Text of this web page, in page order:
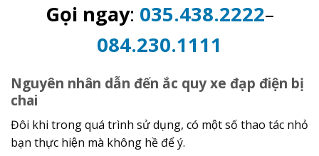
Gọi ngay: 035.438.2222–
084.230.1111
Nguyên nhân dẫn đến ắc quy xe đạp điện bị
chai
Đôi khi trong quá trình sử dụng, có một số thao tác nhỏ
bạn thực hiện mà không hề để ý.